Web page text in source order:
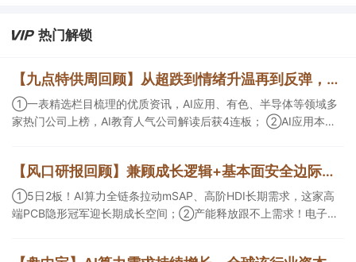
热门解锁
【九点特供周回顾】从超跌到情绪升温再到反弹，栏目梳理AI应用题材逻辑，AI教育人气公司解读后获4连板
①一表精选栏目梳理的优质资讯，AI应用、有色、半导体等领域多
家热门公司上榜，AI教育人气公司解读后获4连板； ②AI应用本周
角前瞻产业供需情况，提及2家核心公司双双涨停。
【风口研报回顾】兼顾成长逻辑+基本面安全边际！王牌自营前瞻覆盖“pcb+MLCC+电子布”，梳理AI产业链优质标的“深坑起跳”
①5日2板！AI算力全链条拉动mSAP、高阶HDI长期需求，这家高
端PCB隐形冠军迎长期成长空间；②产能释放跟不上需求！电子布